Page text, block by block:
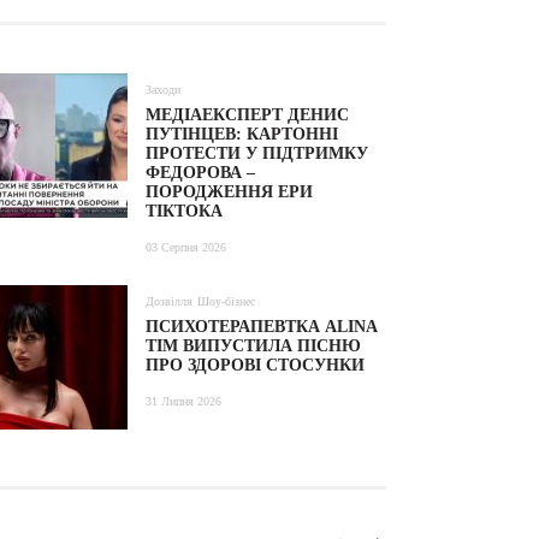
Заходи
МЕДІАЕКСПЕРТ ДЕНИС
ПУТІНЦЕВ: КАРТОННІ
ПРОТЕСТИ У ПІДТРИМКУ
ФЕДОРОВА –
ПОРОДЖЕННЯ ЕРИ
ТІКТОКА
03 Серпня 2026
Дозвілля Шоу-бізнес
ПСИХОТЕРАПЕВТКА ALINA
TIM ВИПУСТИЛА ПІСНЮ
ПРО ЗДОРОВІ СТОСУНКИ
31 Липня 2026